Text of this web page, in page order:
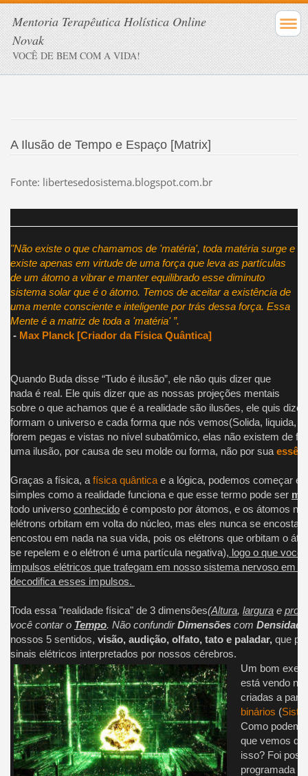
Mentoria Terapêutica Holística Online
Novak
VOCÊ DE BEM COM A VIDA!
A Ilusão de Tempo e Espaço [Matrix]
Fonte: libertesedosistema.blogspot.com.br
"Não existe o que chamamos de 'matéria', toda matéria surge e
existe apenas em virtude de uma força que leva as partículas
de um átomo a vibrar e manter equilibrado esse diminuto
sistema solar que é o átomo. Temos de aceitar a existência de
uma mente consciente e inteligente por trás dessa força. Essa
Mente é a matriz de toda a 'matéria' ”.
- Max Planck [Criador da Física Quântica]
Quando Buda disse “Tudo é ilusão”, ele não quis dizer que
nada é real. Ele quis dizer que as nossas projeções mentais
sobre o que achamos que é a realidade são ilusões, ele quis
formam o universo e cada forma que nós vemos(Solida, liquida,
forem pegas e vistas no nível subatômico, elas não existem de
uma ilusão, por causa de seu molde ou forma, não por sua
Graças a física, a física quânticae a lógica, podemos começar
simples como a realidade funciona e que esse termo pode ser
todo universo conhecidoé composto por átomos, e os átomos
elétrons orbitam em volta do núcleo, mas eles nunca se
encostou em nada na sua vida, pois os elétrons que orbitam o
se repelem e o elétron é uma partícula negativa), logo o que você
impulsos elétricos que trafegam em nosso sistema nervoso em
decodifica esses impulsos.
Toda essa "realidade física" de 3 dimensões(Altura, largurae
você contar o Tempo. Não confundirDimensõescom
nossos 5 sentidos, visão, audição, olfato, tato e paladar,que
sinais elétricos interpretados por nossos cérebros.
Um bom
está vendo no
criadas a
binários (
Como podem
que vemos
isso? Foi
programada